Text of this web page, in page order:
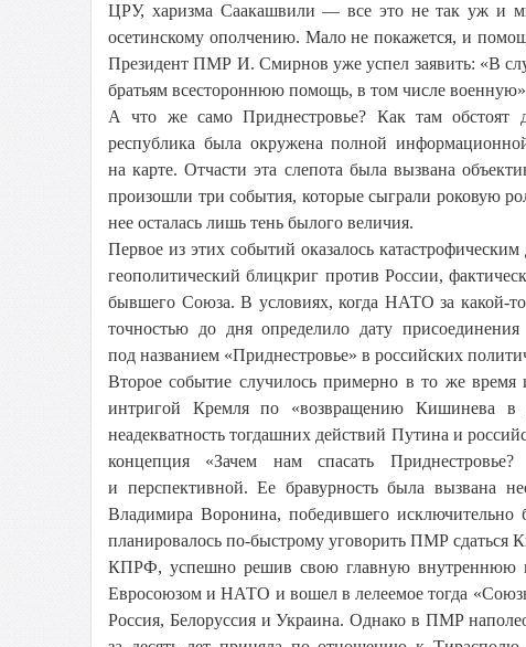
ЦРУ, харизма Саакашвили — все это не так уж и
осетинскому ополчению. Мало не покажется, и
Президент ПМР И. Смирнов уже успел заявить: «В
братьям всестороннюю помощь, в том числе
А что же само Приднестровье? Как там обстоят
республика была окружена полной
на карте. Отчасти эта слепота была вызвана
произошли три события, которые сыграли роковую
нее осталась лишь тень былого величия.
Первое из этих событий оказалось
геополитический блицкриг против России,
бывшего Союза. В условиях, когда НАТО за
точностью до дня определило дату
под названием «Приднестровье» в российских
Второе событие случилось примерно в то же
интригой Кремля по «возвращению Кишинева
неадекватность тогдашних действий Путина и
концепция «Зачем нам спасать
и перспективной. Ее бравурность была вызвана
Владимира Воронина, победившего исключительно
планировалось по-быстрому уговорить ПМР
КПРФ, успешно решив свою главную внутреннюю
Евросоюзом и НАТО и вошел в лелеемое тогда
Россия, Белоруссия и Украина. Однако в ПМР